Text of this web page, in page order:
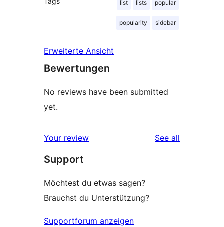
list lists popular
popularity sidebar
Erweiterte Ansicht
Bewertungen
No reviews have been submitted
yet.
Your review See all
Support
Möchtest du etwas sagen?
Brauchst du Unterstützung?
Supportforum anzeigen